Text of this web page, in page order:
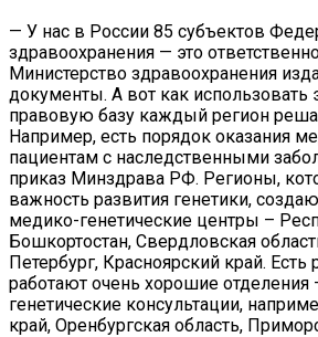
— У нас в России 85 субъектов
здравоохранения — это
Министерство здравоохранения
документы. А вот как использовать
правовую базу каждый регион
Например, есть порядок оказания
пациентам с наследственными
приказ Минздрава РФ. Регионы,
важность развития генетики,
медико-генетические центры –
Бошкортостан, Свердловская
Петербург, Красноярский край. Есть
работают очень хорошие
генетические консультации,
край, Оренбургская область,